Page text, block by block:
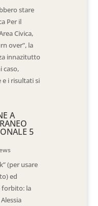
stare
Per il
Civica,
over”, la
innazitutto
caso,
e i risultati si
A
5
(per usare
ed
forbito: la